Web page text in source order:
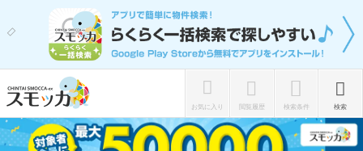
お気に入り 閲覧履歴 検索条件 検索